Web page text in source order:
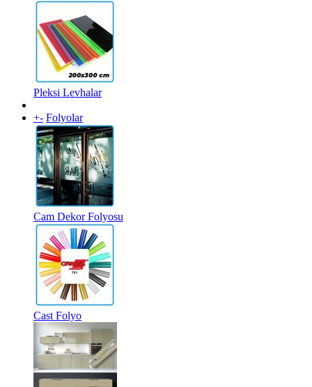
Pleksi Levhalar
+- Folyolar
Cam Dekor Folyosu
Cast Folyo